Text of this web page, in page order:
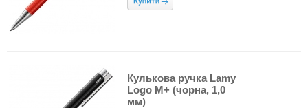
Кулькова ручка Lamy
Logo M+ (чорна, 1,0
мм)